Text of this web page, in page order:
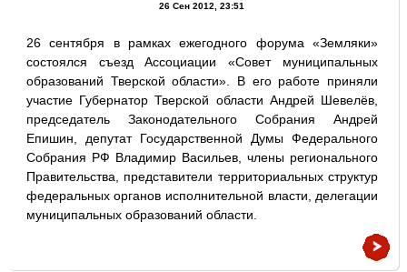
26 Сен 2012, 23:51
26 сентября в рамках ежегодного форума «Земляки»
состоялся съезд Ассоциации «Совет муниципальных
образований Тверской области». В его работе приняли
участие Губернатор Тверской области Андрей Шевелёв,
председатель Законодательного Собрания Андрей
Епишин, депутат Государственной Думы Федерального
Собрания РФ Владимир Васильев, члены регионального
Правительства, представители территориальных структур
федеральных органов исполнительной власти, делегации
муниципальных образований области.